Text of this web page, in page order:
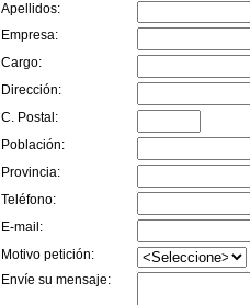
Apellidos:
Empresa:
Cargo:
Dirección:
C. Postal:
Población:
Provincia:
Teléfono:
E-mail:
Motivo petición:
Envíe su mensaje: